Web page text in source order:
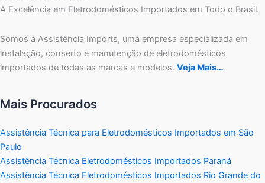
A Excelência em Eletrodomésticos Importados em Todo o Brasil.
Somos a Assistência Imports, uma empresa especializada em
instalação, conserto e manutenção de eletrodomésticos
importados de todas as marcas e modelos. Veja Mais…
Mais Procurados
Assistência Técnica para Eletrodomésticos Importados em São
Paulo
Assistência Técnica Eletrodomésticos Importados Paraná
Assistência Técnica Eletrodomésticos Importados Rio Grande do